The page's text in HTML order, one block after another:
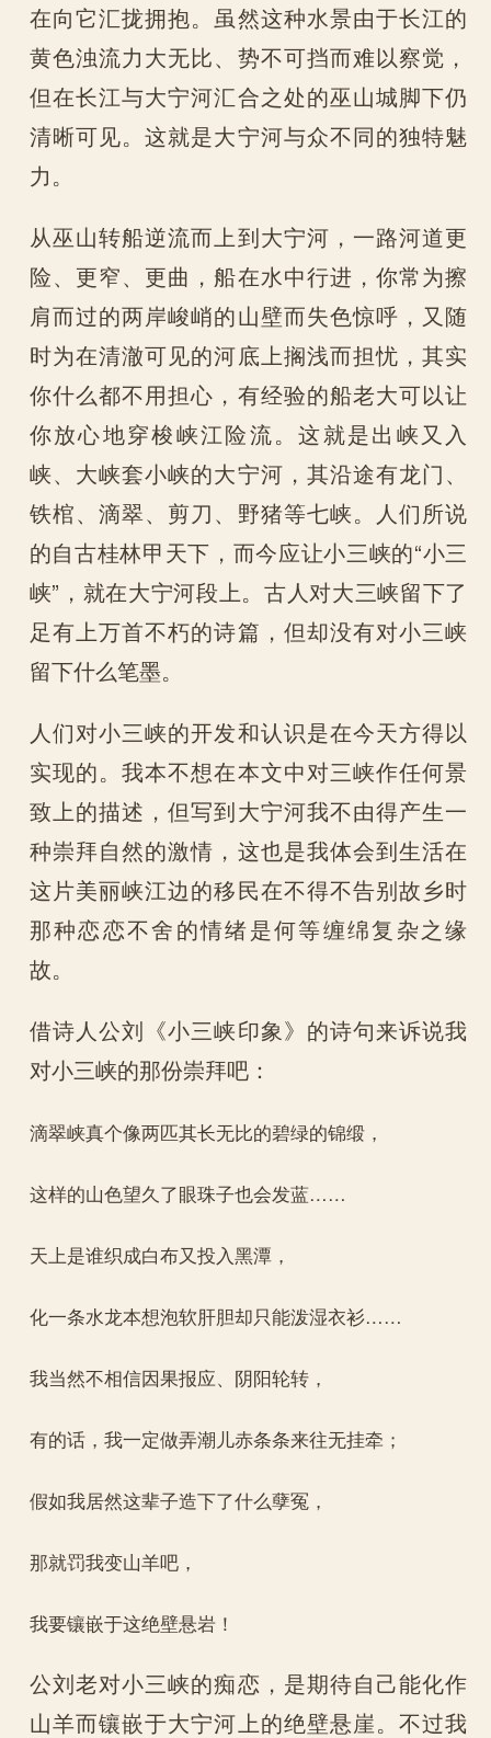
在向它汇拢拥抱。虽然这种水景由于长江的
黄色浊流力大无比、势不可挡而难以察觉，
但在长江与大宁河汇合之处的巫山城脚下仍
清晰可见。这就是大宁河与众不同的独特魅
力。
从巫山转船逆流而上到大宁河，一路河道更
险、更窄、更曲，船在水中行进，你常为擦
肩而过的两岸峻峭的山壁而失色惊呼，又随
时为在清澈可见的河底上搁浅而担忧，其实
你什么都不用担心，有经验的船老大可以让
你放心地穿梭峡江险流。这就是出峡又入
峡、大峡套小峡的大宁河，其沿途有龙门、
铁棺、滴翠、剪刀、野猪等七峡。人们所说
的自古桂林甲天下，而今应让小三峡的“小三
峡”，就在大宁河段上。古人对大三峡留下了
足有上万首不朽的诗篇，但却没有对小三峡
留下什么笔墨。
人们对小三峡的开发和认识是在今天方得以
实现的。我本不想在本文中对三峡作任何景
致上的描述，但写到大宁河我不由得产生一
种崇拜自然的激情，这也是我体会到生活在
这片美丽峡江边的移民在不得不告别故乡时
那种恋恋不舍的情绪是何等缠绵复杂之缘
故。
借诗人公刘《小三峡印象》的诗句来诉说我
对小三峡的那份崇拜吧：
滴翠峡真个像两匹其长无比的碧绿的锦缎，
这样的山色望久了眼珠子也会发蓝……
天上是谁织成白布又投入黑潭，
化一条水龙本想泡软肝胆却只能泼湿衣衫……
我当然不相信因果报应、阴阳轮转，
有的话，我一定做弄潮儿赤条条来往无挂牵；
假如我居然这辈子造下了什么孽冤，
那就罚我变山羊吧，
我要镶嵌于这绝壁悬岩！
公刘老对小三峡的痴恋，是期待自己能化作
山羊而镶嵌于大宁河上的绝壁悬崖。不过我